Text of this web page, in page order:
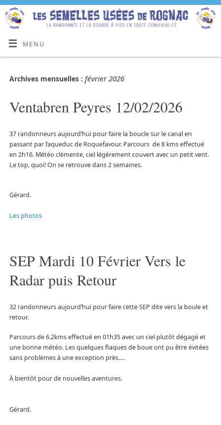
MENU
Archives mensuelles : février 2026
Ventabren Peyres 12/02/2026
37 randonneurs aujourd’hui pour faire la boucle sur le canal en
passant par l’aqueduc de Roquefavour. Parcours de 8 kms effectué
en 2h16. Météo clémente, ciel légèrement couvert avec un petit vent.
Le top, quoi! On se retrouve dans 2 semaines.
Gérard.
Les photos
SEP Mardi 10 Février Vers le
Radar puis Retour
32 randonneurs aujourd’hui pour faire cette SEP dite vers la boule et
retour.
Parcours de 6.2kms effectué en 01h35 avec un ciel plutôt dégagé et
une bonne météo. Les quelques flaques de boue ont pu être évitées
sans problèmes à une exception près….
À bientôt pour de nouvelles aventures.
Gérard.